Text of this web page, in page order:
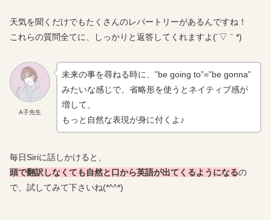
天気を聞くだけでもたくさんのレパートリーがあるんですね！
これらの質問全てに、しっかりと返答してくれますよ(´▽｀*)
A子先生
未来の事を尋ねる時に、”be going to”=”be gonna”
みたいな感じで、省略形を使うとネイティブ感が
増して、
もっと自然な表現が身に付くよ♪
毎日Siriに話しかけると、
頭で翻訳しなくても自然と口から英語が出てくるようになるの
で、試してみて下さいね(*^^*)